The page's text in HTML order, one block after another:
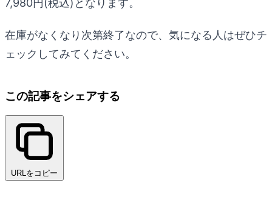
7,980円(税込)となります。
在庫がなくなり次第終了なので、気になる人はぜひチ
ェックしてみてください。
この記事をシェアする
URLをコピー